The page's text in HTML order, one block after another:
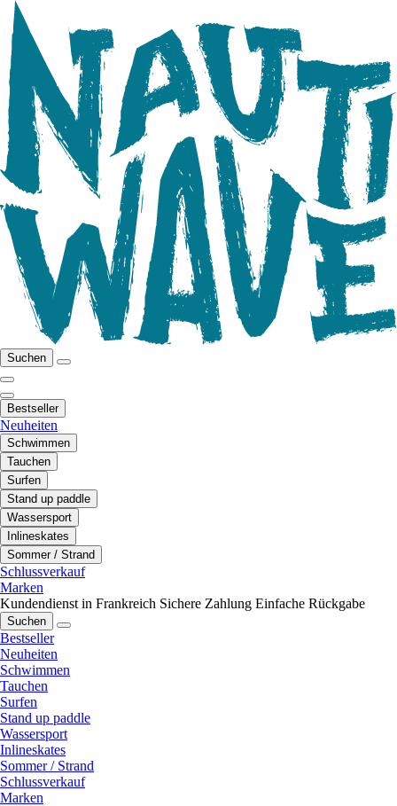
Suchen
Bestseller
Neuheiten
Schwimmen
Tauchen
Surfen
Stand up paddle
Wassersport
Inlineskates
Sommer / Strand
Schlussverkauf
Marken
Kundendienst in Frankreich Sichere Zahlung Einfache Rückgabe
Suchen
Bestseller
Neuheiten
Schwimmen
Tauchen
Surfen
Stand up paddle
Wassersport
Inlineskates
Sommer / Strand
Schlussverkauf
Marken